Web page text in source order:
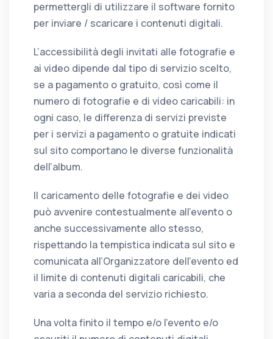
permettergli di utilizzare il software fornito
per inviare / scaricare i contenuti digitali.
L’accessibilità degli invitati alle fotografie e
ai video dipende dal tipo di servizio scelto,
se a pagamento o gratuito, così come il
numero di fotografie e di video caricabili: in
ogni caso, le differenza di servizi previste
per i servizi a pagamento o gratuite indicati
sul sito comportano le diverse funzionalità
dell’album.
Il caricamento delle fotografie e dei video
può avvenire contestualmente all’evento o
anche successivamente allo stesso,
rispettando la tempistica indicata sul sito e
comunicata all’Organizzatore dell’evento ed
il limite di contenuti digitali caricabili, che
varia a seconda del servizio richiesto.
Una volta finito il tempo e/o l’evento e/o